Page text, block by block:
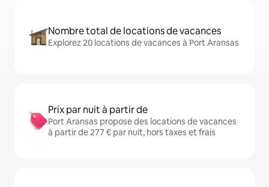
Nombre total de locations de vacances
Explorez 20 locations de vacances à Port Aransas
Prix par nuit à partir de
Port Aransas propose des locations de vacances
à partir de 277 € par nuit, hors taxes et frais